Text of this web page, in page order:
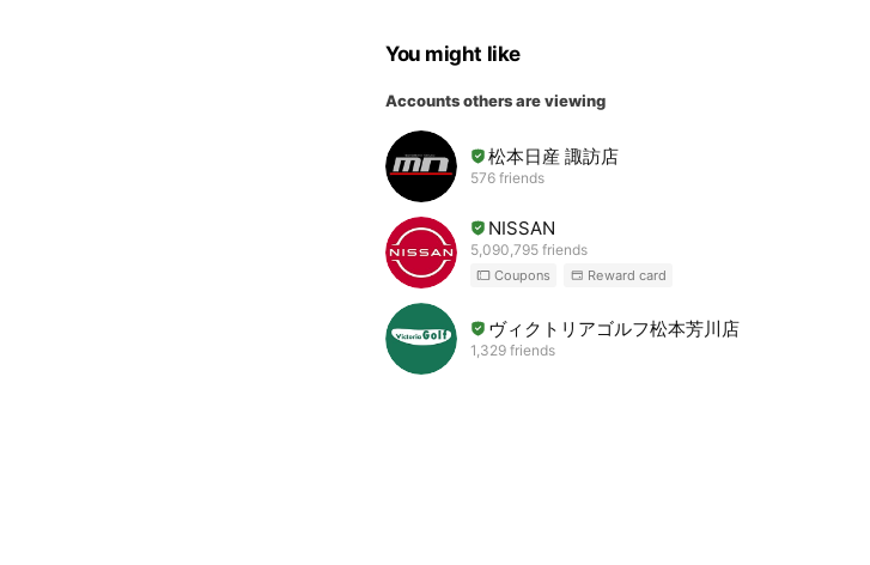
You might like
Accounts others are viewing
松本日産 諏訪店
576 friends
NISSAN
5,090,795 friends
Coupons Reward card
ヴィクトリアゴルフ松本芳川店
1,329 friends